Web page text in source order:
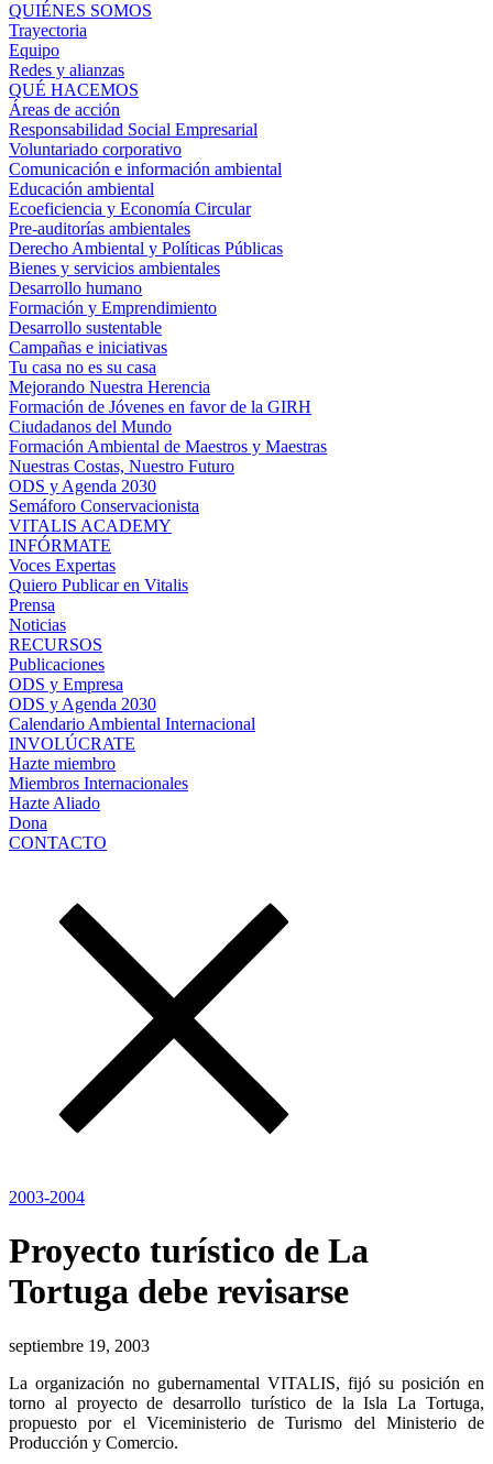
QUIÉNES SOMOS
Trayectoria
Equipo
Redes y alianzas
QUÉ HACEMOS
Áreas de acción
Responsabilidad Social Empresarial
Voluntariado corporativo
Comunicación e información ambiental
Educación ambiental
Ecoeficiencia y Economía Circular
Pre-auditorías ambientales
Derecho Ambiental y Políticas Públicas
Bienes y servicios ambientales
Desarrollo humano
Formación y Emprendimiento
Desarrollo sustentable
Campañas e iniciativas
Tu casa no es su casa
Mejorando Nuestra Herencia
Formación de Jóvenes en favor de la GIRH
Ciudadanos del Mundo
Formación Ambiental de Maestros y Maestras
Nuestras Costas, Nuestro Futuro
ODS y Agenda 2030
Semáforo Conservacionista
VITALIS ACADEMY
INFÓRMATE
Voces Expertas
Quiero Publicar en Vitalis
Prensa
Noticias
RECURSOS
Publicaciones
ODS y Empresa
ODS y Agenda 2030
Calendario Ambiental Internacional
INVOLÚCRATE
Hazte miembro
Miembros Internacionales
Hazte Aliado
Dona
CONTACTO
2003-2004
Proyecto turístico de La
Tortuga debe revisarse
septiembre 19, 2003
La organización no gubernamental VITALIS, fijó su posición en
torno al proyecto de desarrollo turístico de la Isla La Tortuga,
propuesto por el Viceministerio de Turismo del Ministerio de
Producción y Comercio.